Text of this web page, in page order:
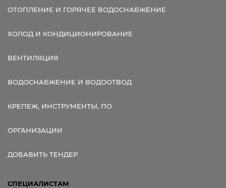
ОТОПЛЕНИЕ И ГОРЯЧЕЕ ВОДОСНАБЖЕНИЕ
ХОЛОД И КОНДИЦИОНИРОВАНИЕ
ВЕНТИЛЯЦИЯ
ВОДОСНАБЖЕНИЕ И ВОДООТВОД
КРЕПЕЖ, ИНСТРУМЕНТЫ, ПО
ОРГАНИЗАЦИИ
ДОБАВИТЬ ТЕНДЕР
СПЕЦИАЛИСТАМ